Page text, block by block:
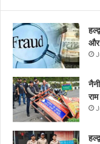
और